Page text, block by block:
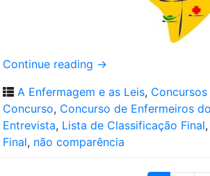
Continue reading →
A Enfermagem e as Leis, Concursos
Concurso, Concurso de Enfermeiros
Entrevista, Lista de Classificação Final,
Final, não comparência